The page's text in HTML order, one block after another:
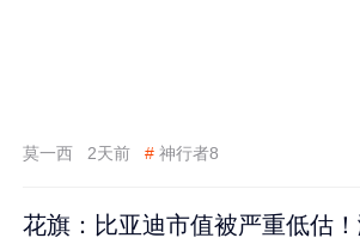
莫一西 2天前 # 神行者8
花旗：比亚迪市值被严重低估